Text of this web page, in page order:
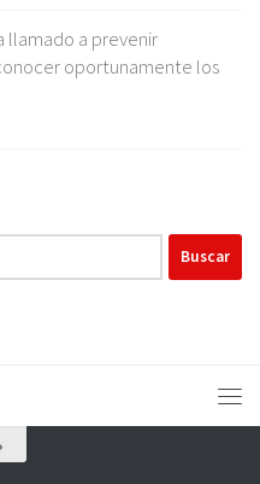
llamado a prevenir
oportunamente los